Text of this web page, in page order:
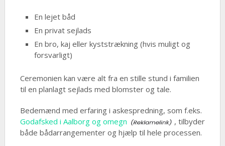
En lejet båd
En privat sejlads
En bro, kaj eller kyststrækning (hvis muligt og
forsvarligt)
Ceremonien kan være alt fra en stille stund i familien
til en planlagt sejlads med blomster og tale.
Bedemænd med erfaring i askespredning, som f.eks.
Godafsked i Aalborg og omegn
, tilbyder
både bådarrangementer og hjælp til hele processen.